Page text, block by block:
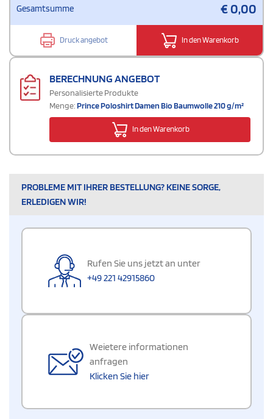
Gesamtsumme €0,00
Druck angebot In den Warenkorb
BERECHNUNG ANGEBOT
Personalisierte Produkte
Menge:Prince Poloshirt Damen Bio Baumwolle 210 g/m²
In den Warenkorb
PROBLEME MIT IHRER BESTELLUNG? KEINE SORGE,
ERLEDIGEN WIR!
Rufen Sie uns jetzt an unter
+49 221 42915860
Weietere informationen
anfragen
Klicken Sie hier